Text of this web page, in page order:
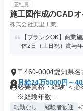
正社員
施工図作成のCAD
株式会社美里工業
【ブランクOK】商業
休2日（土日祝）賞与
〒460-0004愛知県
月給24万5000円～
必要資格・経験 ＜必
※経験年数...
転勤なし 経験者歓迎